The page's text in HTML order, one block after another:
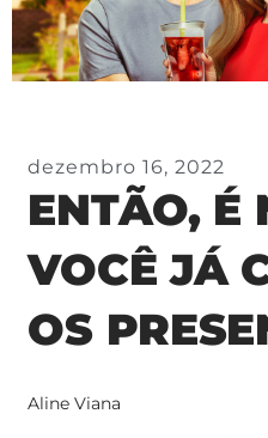
dezembro 16, 2022
ENTÃO, É
VOCÊ JÁ
OS
Aline Viana